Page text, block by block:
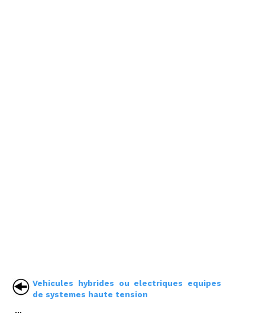
Vehicules hybrides ou electriques equipes
de systemes haute tension
...